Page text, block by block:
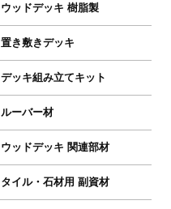
ウッドデッキ 樹脂製
置き敷きデッキ
デッキ組み立てキット
ルーバー材
ウッドデッキ 関連部材
タイル・石材用 副資材